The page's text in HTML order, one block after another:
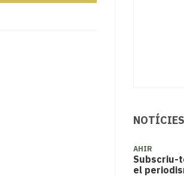
AHIR
Subscriu-
el